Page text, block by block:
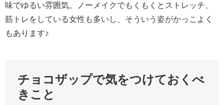
味でゆるい雰囲気。ノーメイクでもくもくとストレッチ、
筋トレをしている女性も多いし、そういう姿がかっこよく
もあります♪
チョコザップで気をつけておくべ
きこと